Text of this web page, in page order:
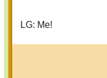
LG: Me!